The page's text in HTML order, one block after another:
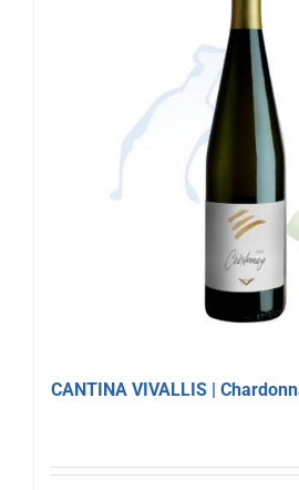
CANTINA VIVALLIS |